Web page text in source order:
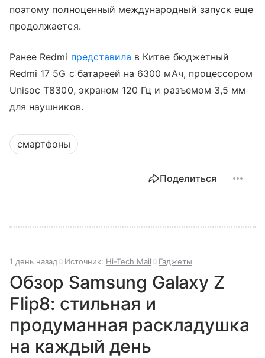
поэтому полноценный международный запуск еще
продолжается.
Ранее Redmi представила в Китае бюджетный
Redmi 17 5G с батареей на 6300 мАч, процессором
Unisoc T8300, экраном 120 Гц и разъемом 3,5 мм
для наушников.
смартфоны
Поделиться
1 день назад Источник: Hi-Tech Mail Гаджеты
Обзор Samsung Galaxy Z
Flip8: стильная и
продуманная раскладушка
на каждый день